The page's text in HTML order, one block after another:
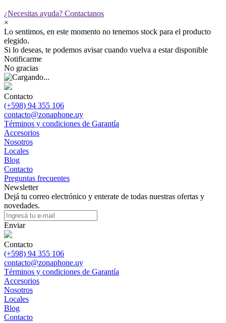
¿Necesitas ayuda? Contactanos
×
Lo sentimos, en este momento no tenemos stock para el producto
elegido.
Si lo deseas, te podemos avisar cuando vuelva a estar disponible
Notificarme
No gracias
Contacto
(+598) 94 355 106
contacto@zonaphone.uy
Términos y condiciones de Garantía
Accesorios
Nosotros
Locales
Blog
Contacto
Preguntas frecuentes
Newsletter
Dejá tu correo electrónico y enterate de todas nuestras ofertas y
novedades.
Enviar
Contacto
(+598) 94 355 106
contacto@zonaphone.uy
Términos y condiciones de Garantía
Accesorios
Nosotros
Locales
Blog
Contacto